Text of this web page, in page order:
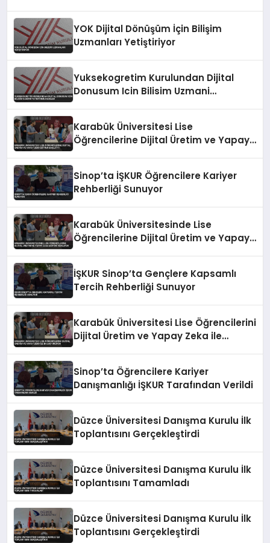
YOK Dijital Dönüşüm İçin Bilişim
Uzmanları Yetiştiriyor
Yuksekogretim Kurulundan Dijital
Donusum Icin Bilisim Uzmani
Karabük Üniversitesi Lise
Öğrencilerine Dijital Üretim ve Yapay
Sinop’ta İŞKUR Öğrencilere Kariyer
Rehberliği Sunuyor
Karabük Üniversitesinde Lise
Öğrencilerine Dijital Üretim ve Yapay
İŞKUR Sinop’ta Gençlere Kapsamlı
Tercih Rehberliği Sunuyor
Karabük Üniversitesi Lise Öğrencilerini
Dijital Üretim ve Yapay Zeka ile
Sinop’ta Öğrencilere Kariyer
Danışmanlığı İŞKUR Tarafından Verildi
Düzce Üniversitesi Danışma Kurulu İlk
Toplantısını Gerçekleştirdi
Düzce Üniversitesi Danışma Kurulu İlk
Toplantısını Tamamladı
Düzce Üniversitesi Danışma Kurulu İlk
Toplantısını Gerçekleştirdi